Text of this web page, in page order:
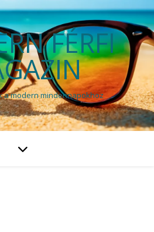
FÉRFI
a modern mindennapokhoz